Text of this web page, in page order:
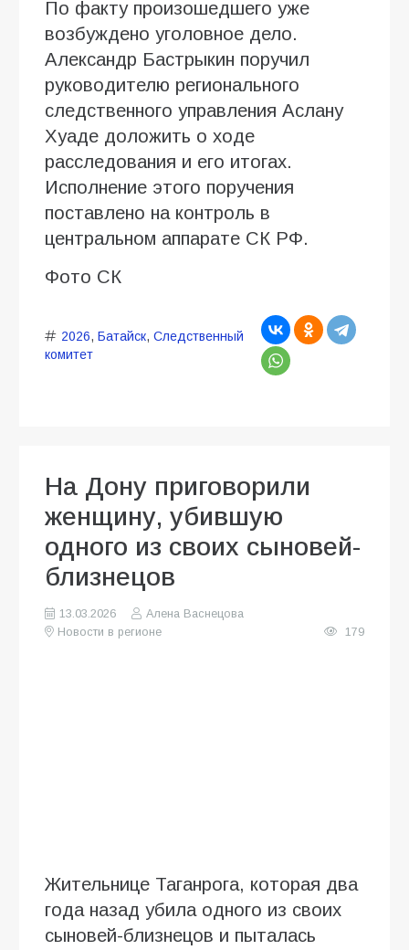
По факту произошедшего уже
возбуждено уголовное дело.
Александр Бастрыкин поручил
руководителю регионального
следственного управления Аслану
Хуаде доложить о ходе
расследования и его итогах.
Исполнение этого поручения
поставлено на контроль в
центральном аппарате СК РФ.
Фото СК
2026, Батайск, Следственный
комитет
На Дону приговорили
женщину, убившую
одного из своих сыновей-
близнецов
13.03.2026
Алена Васнецова
Новости в регионе
179
Жительнице Таганрога, которая два
года назад убила одного из своих
сыновей-близнецов и пыталась